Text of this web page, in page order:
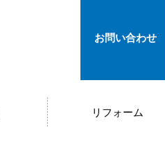
お問い合わせ
リフォーム